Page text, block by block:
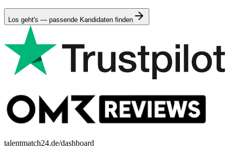
Los geht's — passende Kandidaten finden
talentmatch24.de/dashboard